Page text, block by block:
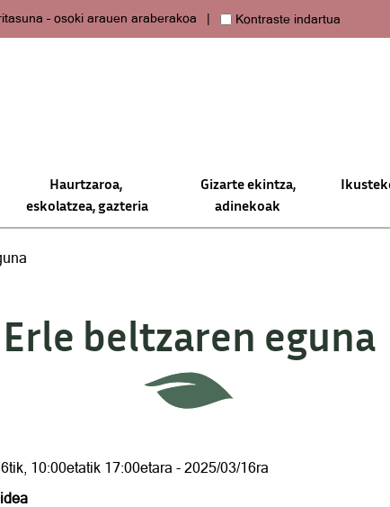
– osoki arauen araberakoa Kontraste indartua
Haurtzaroa,
eskolatzea, gazteria
Gizarte ekintza,
adinekoak
Erle beltzaren eguna
10:00etatik 17:00etara - 2025/03/16ra